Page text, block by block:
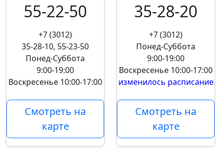
55-22-50
+7 (3012)
35-28-10, 55-23-50
Понед-Суббота
9:00-19:00
Воскресенье 10:00-17:00
Смотреть на
карте
35-28-20
+7 (3012)
Понед-Суббота
9:00-19:00
Воскресенье 10:00-17:00
изменилось расписание
Смотреть на
карте